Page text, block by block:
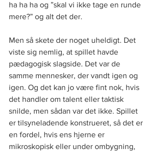
ha ha ha og ”skal vi ikke tage en runde
mere?” og alt det der.
Men så skete der noget uheldigt. Det
viste sig nemlig, at spillet havde
pædagogisk slagside. Det var de
samme mennesker, der vandt igen og
igen. Og det kan jo være fint nok, hvis
det handler om talent eller taktisk
snilde, men sådan var det ikke. Spillet
er tilsyneladende konstrueret, så det er
en fordel, hvis ens hjerne er
mikroskopisk eller under ombygning,